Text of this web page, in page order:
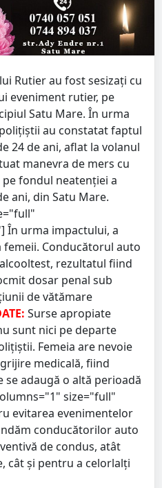
Rutier au fost sesizați cu
eveniment rutier, pe
Satu Mare. În urma
au constatat faptul
24 de ani, aflat la volanul
manevra de mers cu
fondul neatenției a
ani, din Satu Mare.
În urma impactului, a
Conducătorul auto
rezultatul fiind
dosar penal sub
de vătămare
Surse apropiate
sunt nici pe departe
Femeia are nevoie
medicală, fiind
se adaugă o altă perioadă
size="full"
evitarea evenimentelor
conducătorilor auto
de condus, atât
cât şi pentru a celorlalţi